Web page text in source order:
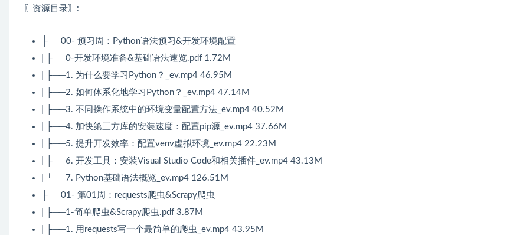
〖资源目录〗:
├──00- 预习周：Python语法预习&开发环境配置
| ├──0-开发环境准备&基础语法速览.pdf 1.72M
| ├──1. 为什么要学习Python？_ev.mp4 46.95M
| ├──2. 如何体系化地学习Python？_ev.mp4 47.14M
| ├──3. 不同操作系统中的环境变量配置方法_ev.mp4 40.52M
| ├──4. 加快第三方库的安装速度：配置pip源_ev.mp4 37.66M
| ├──5. 提升开发效率：配置venv虚拟环境_ev.mp4 22.23M
| ├──6. 开发工具：安装Visual Studio Code和相关插件_ev.mp4 43.13M
| └──7. Python基础语法概览_ev.mp4 126.51M
├──01- 第01周：requests爬虫&Scrapy爬虫
| ├──1-简单爬虫&Scrapy爬虫.pdf 3.87M
| ├──1. 用requests写一个最简单的爬虫_ev.mp4 43.95M